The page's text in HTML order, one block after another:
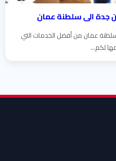
الى سلطنة عمان
عمان من أفضل الخدمات التي
لكم...